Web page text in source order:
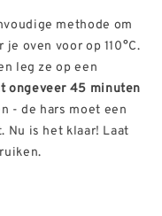
methode om
oven voor op 110°C.
leg ze op een
ongeveer 45 minuten
- de hars moet een
Nu is het klaar! Laat